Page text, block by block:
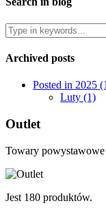
Archived posts
Posted in 2025
Luty (1)
Outlet
Towary powystawowe
Jest 180 produktów.